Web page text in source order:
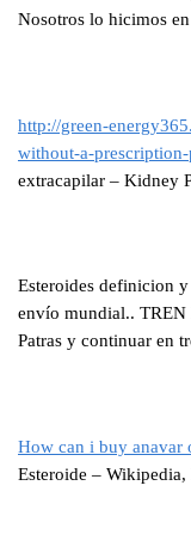
Nosotros lo hicimos
http://green-
without-a-
extracapilar – Kidney
Esteroides definicion
envío mundial.. TREN
Patras y continuar en
How can i buy anavar
Esteroide –